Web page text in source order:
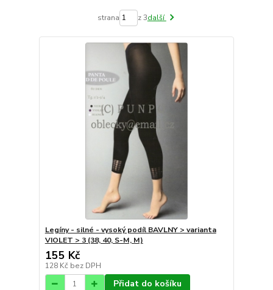
strana z 3další
Legíny - silné - vysoký podíl BAVLNY > varianta
VIOLET > 3 (38, 40, S-M, M)
155 Kč
128 Kč bez DPH
Přidat do košíku